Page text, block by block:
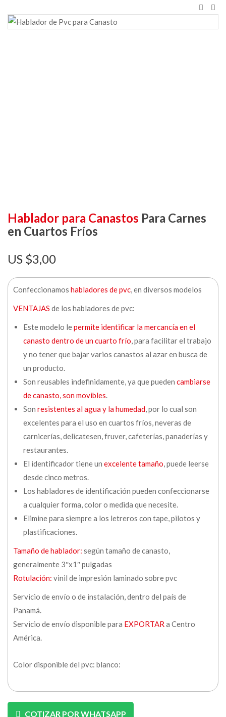
Hablador para Canastos Para Carnes
en Cuartos Fríos
$3,00
Confeccionamos habladores de pvc, en diversos modelos
VENTAJAS de los habladores de pvc:
Este modelo lepermite identificar la mercancía en el
canasto dentro de un cuarto frío, para facilitar el trabajo
y no tener que bajar varios canastos al azar en busca de
un producto.
Son reusables indefinidamente, ya que pueden cambiarse
de canasto, son movibles.
Son resistentes al agua y la humedad, por lo cual son
excelentes para el uso en cuartos fríos, neveras de
carnicerías, delicatesen, fruver, cafeterías, panaderías y
restaurantes.
El identificador tiene un excelente tamaño, puede leerse
desde cinco metros.
Los habladores de identificación pueden confeccionarse
a cualquier forma, color o medida que necesite.
Elimine para siempre a los letreros con tape, pilotos y
plastificaciones.
Tamaño de hablador: según tamaño de canasto,
generalmente 3″x1″ pulgadas
Rotulación: vinil de impresión laminado sobre pvc
Servicio de envío o de instalación, dentro del país de
Panamá.
Servicio de envío disponible para EXPORTAR a Centro
América.
Color disponible del pvc: blanco:
COTIZAR POR WHATSAPP